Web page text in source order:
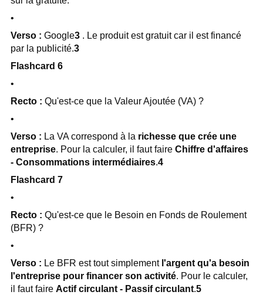
•
Verso : Google3 . Le produit est gratuit car il est financé
par la publicité.3
Flashcard 6
•
Recto : Qu'est-ce que la Valeur Ajoutée (VA) ?
•
Verso : La VA correspond à la richesse que crée une
entreprise. Pour la calculer, il faut faire Chiffre d'affaires
- Consommations intermédiaires.4
Flashcard 7
•
Recto : Qu'est-ce que le Besoin en Fonds de Roulement
(BFR) ?
•
Verso : Le BFR est tout simplement l'argent qu'a besoin
l'entreprise pour financer son activité. Pour le calculer,
il faut faire Actif circulant - Passif circulant.5